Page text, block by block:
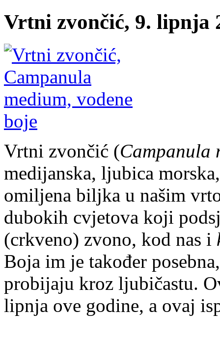
Vrtni zvončić, 9. lipnja
Vrtni zvončić (Campanula
medijanska, ljubica
omiljena biljka u našim
dubokih cvjetova koji
(crkveno) zvono, kod nas i
Boja im je također
probijaju kroz ljubičastu.
lipnja ove godine, a ovaj